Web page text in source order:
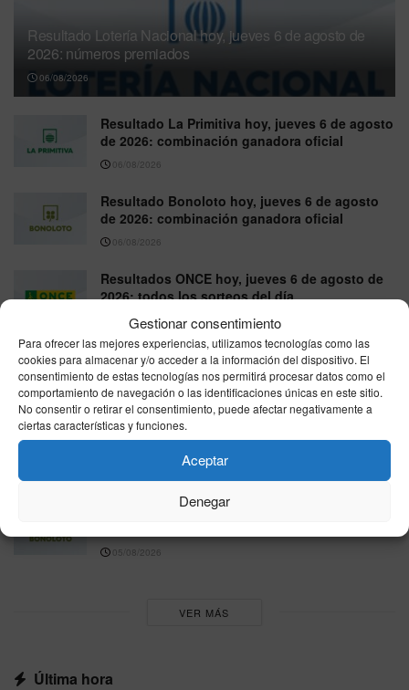
Gestionar consentimiento
Para ofrecer las mejores experiencias, utilizamos tecnologías como las
cookies para almacenar y/o acceder a la información del dispositivo. El
consentimiento de estas tecnologías nos permitirá procesar datos como el
comportamiento de navegación o las identificaciones únicas en este sitio.
No consentir o retirar el consentimiento, puede afectar negativamente a
ciertas características y funciones.
Aceptar
Denegar
Resultado Lotería Nacional hoy, jueves 6 de agosto de
2026: números premiados
06/08/2026
Resultado La Primitiva hoy, jueves 6 de agosto
de 2026: combinación ganadora oficial
06/08/2026
Resultado Bonoloto hoy, jueves 6 de agosto
de 2026: combinación ganadora oficial
06/08/2026
Resultados ONCE hoy, jueves 6 de agosto de
2026: todos los sorteos del día
06/08/2026
Resultado EuroDreams hoy, jueves 6 de
agosto de 2026: combinación ganadora oficial
06/08/2026
Resultados de la lotería de ayer, miércoles 5 de
Resultado Bonoloto hoy, miércoles 5 de
05/08/2026
VER MÁS
Última hora